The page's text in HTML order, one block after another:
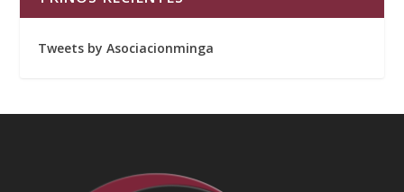
Tweets by Asociacionminga